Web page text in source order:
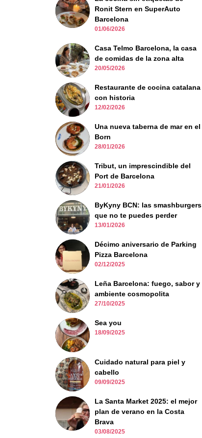
Ronit Stern en SuperAuto
Barcelona
01/06/2026
Casa Telmo Barcelona, la casa
de comidas de la zona alta
20/05/2026
Restaurante de cocina catalana
con historia
12/02/2026
Una nueva taberna de mar en el
Born
28/01/2026
Tribut, un imprescindible del
Port de Barcelona
21/01/2026
ByKyny BCN: las smashburgers
que no te puedes perder
13/01/2026
Décimo aniversario de Parking
Pizza Barcelona
02/12/2025
Leña Barcelona: fuego, sabor y
ambiente cosmopolita
27/10/2025
Sea you
18/09/2025
Cuidado natural para piel y
cabello
09/09/2025
La Santa Market 2025: el mejor
plan de verano en la Costa
Brava
03/08/2025